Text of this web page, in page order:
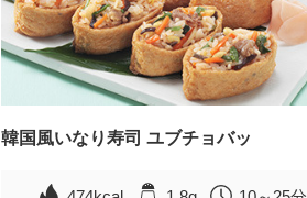
韓国風いなり寿司 ユブチョバッ